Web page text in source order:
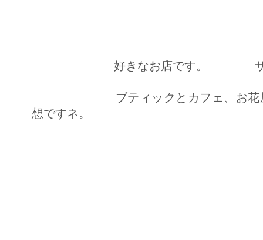
好きなお店です。 サンシ
ブティックとカフェ、お花
想ですネ。